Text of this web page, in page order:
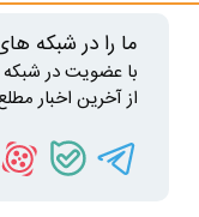
ما را در شبکه
با عضویت در شبکه
از آخرین اخبار